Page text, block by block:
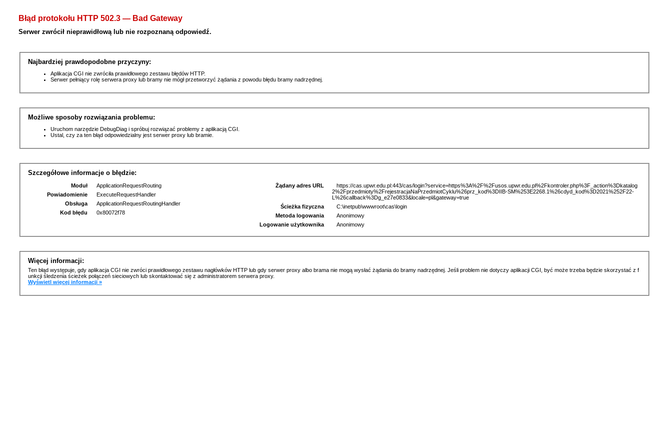
Błąd protokołu HTTP 502.3 — Bad Gateway
Serwer zwrócił nieprawidłową lub nie rozpoznaną odpowiedź.
Najbardziej prawdopodobne przyczyny:
Aplikacja CGI nie zwróciła prawidłowego zestawu błędów HTTP.
Serwer pełniący rolę serwera proxy lub bramy nie mógł przetworzyć żądania z powodu błędu bramy nadrzędnej.
Możliwe sposoby rozwiązania problemu:
Uruchom narzędzie DebugDiag i spróbuj rozwiązać problemy z aplikacją CGI.
Ustal, czy za ten błąd odpowiedzialny jest serwer proxy lub bramie.
Szczegółowe informacje o błędzie:
Moduł
ApplicationRequestRouting
Powiadomienie
ExecuteRequestHandler
Obsługa
ApplicationRequestRoutingHandler
Kod błędu
0x80072f78
Żądany adres URL
https://cas.upwr.edu.pl:443/cas/login?service=https%3A%2F%2Fusos.upwr.edu.pl%2Fkontroler.php%3F_action%3Dkatalog
2%2Fprzedmioty%2FrejestracjaNaPrzedmiotCyklu%26prz_kod%3DIIB-SM%253E2268.1%26cdyd_kod%3D2021%252F22-
L%26callback%3Dg_e27e0833&locale=pl&gateway=true
Ścieżka fizyczna
C:\inetpub\wwwroot\cas\login
Metoda logowania
Anonimowy
Logowanie użytkownika
Anonimowy
Więcej informacji:
Ten błąd występuje, gdy aplikacja CGI nie zwróci prawidłowego zestawu nagłówków HTTP lub gdy serwer proxy albo brama nie mogą wysłać żądania do bramy nadrzędnej. Jeśli problem nie dotyczy aplikacji CGI, być może trzeba będzie skorzystać z f
unkcji śledzenia ścieżek połączeń sieciowych lub skontaktować się z administratorem serwera proxy.
Wyświetl więcej informacji »